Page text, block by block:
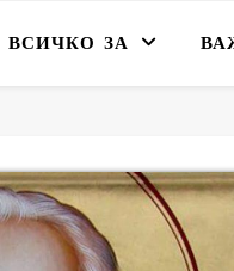
ВСИЧКО ЗА